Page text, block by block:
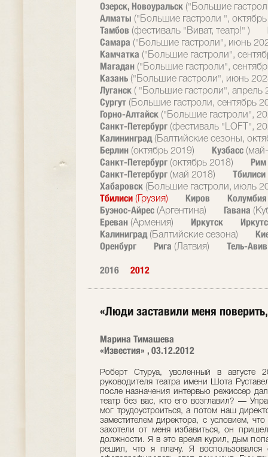
Озерск, Новоуральск ("Большие
Алматы ("Большие гастроли ",
Тамбов (фестиваль "Виват, театр!" )
Самара ("Большие гастроли", июнь
Камчатка ("Большие гастроли",
Магадан ("Большие гастроли",
Казань ("Большие гастроли", июнь
Луганск ( "Большие гастроли", апрель
Сургут (Большие гастроли, сентябрь
Горно-Алтайск ("Большие гастроли",
Санкт-Петербург (фестиваль "LOFT",
Калининград (Балтийские сезоны,
Берлин (октябрь 2019) Кузбасс
Санкт-Петербург (октябрь 2018)
Рим
Санкт-Петербург (май 2018)
Тбилиси
Хабаровск (Большие гастроли, июль
Тбилиси (Грузия) Киров
Буэнос-Айрес (Аргентина) Гавана
Ереван (Армения) Иркутск
Калиниград (Балтийские сезона)
Оренбург
Рига (Латвия) Тель-
2016 2012
«Люди заставили меня
Марина Тимашева
«Известия» , 03.12.2012
Роберт Стуруа, уволенный в августе 2011-го с должности художественного руководителя театра имени Шота Руставели, вновь займет этот пост. Свое первое после назначения интервью режиссер дал корреспонденту «Известий».— Как жил театр без вас, кто его возглавил? — Управляющим стал актер, который долго не мог трудоустроиться, а потом наш директор (Георгий Тевзадзе) принял его в штат заместителем директора, с условием, что он будет играть роли. Но когда власти захотели от меня избавиться, он пришел с приказом о моем освобождении от должности. Я в это время курил, дым попал в глаз, глаз заслезился и, видимо, он решил, что я плачу. Я воспользовался ситуацией и попросил разрешить мне сфотографировать этот документ. Ему трудно было отказать мне, раз я в таком состоянии. И я сфотографировал приказ, тут же поместил фотографию в фейсбуке. Так все узнали, что произошло. После того, как я ушел, все происходило в соответствии со вторым законом термодинамики, то есть стремилось к хаосу и к охлаждению. Здесь создали худсовет, в который вошли актеры, главный режиссер, заведующий литературной частью, а председателем был сам управляющий, но как-то не получилось ничего, что лишний раз доказывает: театром должен руководить человек (сейчас я не буду себя расхваливать) с определенной художественной идеей. А они начали, по-моему, делать деньги — сдавали в аренду помещение, проводили конкурсы пения, ставили мюзиклы, которые были заказаны нашим президентом, потом оперу грузинского классика Владимира Канделаки «Кэто и Котэ», которая была осовременена, а без тбилисского фона (я имею в виду «золотой период» от начала ХХ века и до середины 1920-х годов) она теряет всякий смысл. За ней появились «Мелодии Верийского квартала», римейк фильма Георгия Шенгелая, где Софико Чиаурели играла главную роль. Позвали для этой постановки одного из ассистентов постановки «Нотр-Дам де Пари», все стоило колоссальных денег, чуть ли не $300 тыс., которые можно было дать несчастным театрам, особенно провинциальным, они живут ужасно. Еще конкурс бальных танцев проводится сейчас... — Сохранились ли ваши спектакли в репертуаре? — Они как будто сохранили все, но, допустим, последний спектакль, который я поставил в августе прошлого года, и который получил премию Марджанишвили, шел шесть раз всего, его практически не играли. А если год не играть спектакль, то надо его заново делать. И не только потому, что он забывается, но и потому, что происходят какие-то изменения в жизни, и актеры теряют связь с тем, что сделано раньше, с сегодняшним днем. У всех актеров кончается в январе договор. И я хочу распустить всю труппу, как делается в нормальных театрах, а потом заново собрать. Там в отделе пиара десять человек сидит с очень большими зарплатами, это такое подражание Западу, которое мне кажется смешным для бывших советских людей. Какие-то бумажки, странная реклама, может, и красивая, но ненужная никому. Здесь иногда действует злополучный закон советской рекламы, когда никто не покупал то, что рекламировали, а спектакли, которые ругали в официальной прессе, были самыми посещаемыми. Как будто бы что-то строится, я не говорю о качестве и о вкусе, это уже другой вопрос, но строительство иногда бывает обратно пропорционально духовному состоянию народа. Я всегда удивляюсь тому, что современные, опытные журналисты, критически отзывающиеся о своей стране, о России, в Грузии отчего-то многого не замечают, становятся такими благодушными, восторженными. Считают, например, что здесь праздник демократии, приводят в пример полицию, которая им кажется не коррумпированной, а на самом деле все это не так. Мой спектакль «Человек Леон!» по произведению Ильи Чавчавадзе, по свободному изложению этого произведения, был поставлен в 2000 году в такой острой гротескной форме. Там в имение разорившегося князя приезжает шотландец в юбке, еще какая-то женщина шикарная, и они начинают покупать дома, имение это. А у князя — сосед. Мама его — грузинская княгиня, отец — русский. И он говорит: «Продали, все продали, имение продали, земли продали». На что этот герой в слезах, потому что у него на руках умирает жена, говорит: «Чего хотят от нас европейцы? Пусть оставят нас в покое». И вот такое состояние сейчас у нашего народа. Как будто я это предсказал. Сейчас вот на Запад поехал «агнец» наш, президент, и сказал, что в Грузии начинаются политические аресты, что там идет травля честных демократов, и они сразу всполошились: «Как это страшно, что вы делаете». — Только что у вас в Грузии не было работы, вы ставили спектакли в Москве. Теперь вас снова назначили худруком театра имени Руставели, да еще говорят, что Бидзина Иванишвили «построил» для вас еще один театр. Рады ли вы, что оказались правителем сразу трех королевств? — Когда меня уволили, Иванишвили предложил отремонтировать здание бывшей фабрики «Зингер» (у наших бабушек были, помните, такие замечательные швейные машинки, они и сейчас функционируют). В советские времена, когда связи с иностранными фабрикантами были